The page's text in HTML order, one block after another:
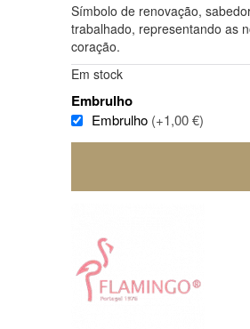
Símbolo de renovação,
trabalhado, representando as
coração.
Em stock
Embrulho
Embrulho (+1,00 €)